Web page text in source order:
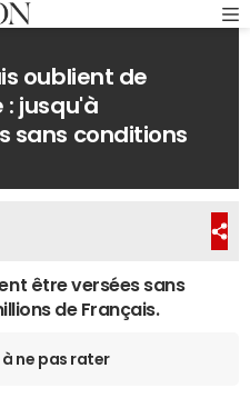
oublient de
: jusqu'à
sans conditions
être versées sans
de Français.
à ne pas rater